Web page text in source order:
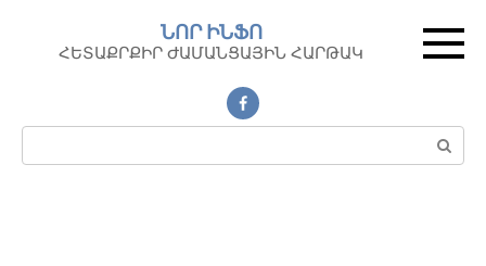
контенту
ՆՈՐ ԻՆՖՈ
ՀԵՏԱՔՐՔԻՐ ԺԱՄԱՆՑԱՅԻՆ ՀԱՐԹԱԿ
Поиск: